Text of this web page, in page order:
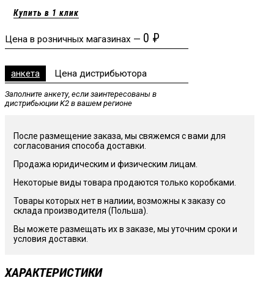
Купить в 1 клик
Цена в розничных магазинах — 0 ₽
анкета Цена дистрибьютора
Заполните анкету, если заинтересованы в
дистрибьюции K2 в вашем регионе
После размещение заказа, мы свяжемся с вами для
согласования способа доставки.
Продажа юридическим и физическим лицам.
Некоторые виды товара продаются только коробками.
Товары которых нет в налиии, возможны к заказу со
склада производителя (Польша).
Вы можете размещать их в заказе, мы уточним сроки и
условия доставки.
ХАРАКТЕРИСТИКИ